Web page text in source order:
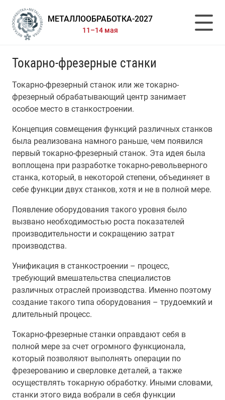
МЕТАЛЛООБРАБОТКА-2027
11–14 мая
Токарно-фрезерные станки
Токарно-фрезерный станок или же токарно-
фрезерный обрабатывающий центр занимает
особое место в станкостроении.
Концепция совмещения функций различных станков
была реализована намного раньше, чем появился
первый токарно-фрезерный станок. Эта идея была
воплощена при разработке токарно-револьверного
станка, который, в некоторой степени, объединяет в
себе функции двух станков, хотя и не в полной мере.
Появление оборудования такого уровня было
вызвано необходимостью роста показателей
производительности и сокращению затрат
производства.
Унификация в станкостроении – процесс,
требующий вмешательства специалистов
различных отраслей производства. Именно поэтому
создание такого типа оборудования – трудоемкий и
длительный процесс.
Токарно-фрезерные станки оправдают себя в
полной мере за счет огромного функционала,
который позволяют выполнять операции по
фрезерованию и сверловке деталей, а также
осуществлять токарную обработку. Иными словами,
станки этого вида вобрали в себя функции